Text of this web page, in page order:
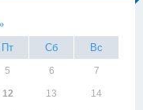
Пт Сб Вс
5 6 7
12 13 14